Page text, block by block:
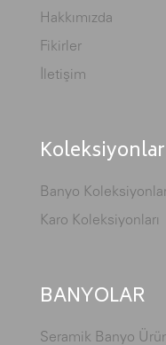
Hakkımızda
Fikirler
İletişim
Koleksiyonlar
Banyo
Karo Koleksiyonları
BANYOLAR
Seramik Banyo